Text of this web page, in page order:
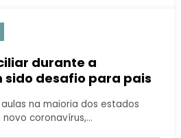
durante a
desafio para pais
na maioria dos estados
coronavírus,…